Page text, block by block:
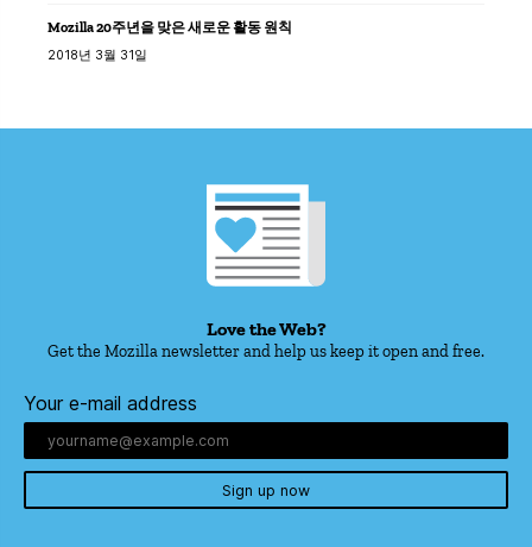
Mozilla 20주년을 맞은 새로운 활동 원칙
2018년 3월 31일
Love the Web?
Get the Mozilla newsletter and help us keep it open and free.
Your e-mail address
Sign up now